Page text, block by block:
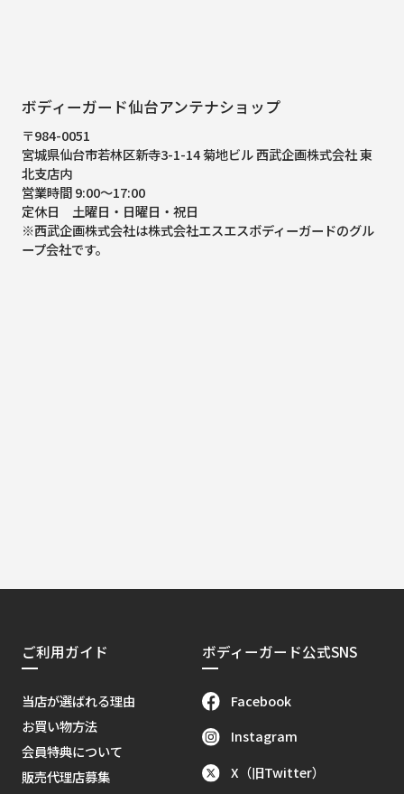
ボディーガード仙台アンテナショップ
〒984-0051
宮城県仙台市若林区新寺3-1-14 菊地ビル 西武企画株式会社 東
北支店内
営業時間 9:00～17:00
定休日 土曜日・日曜日・祝日
※西武企画株式会社は株式会社エスエスボディーガードのグル
ープ会社です。
ご利用ガイド
当店が選ばれる理由
お買い物方法
会員特典について
販売代理店募集
ボディーガード公式SNS
Facebook
Instagram
X（旧Twitter）